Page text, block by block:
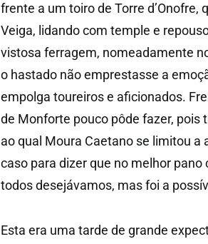
frente a um toiro de Torre d’Onofre,
Veiga, lidando com temple e
vistosa ferragem, nomeadamente
o hastado não emprestasse a
empolga toureiros e aficionados.
de Monforte pouco pôde fazer, pois
ao qual Moura Caetano se limitou a
caso para dizer que no melhor
todos desejávamos, mas foi a
Esta era uma tarde de grande